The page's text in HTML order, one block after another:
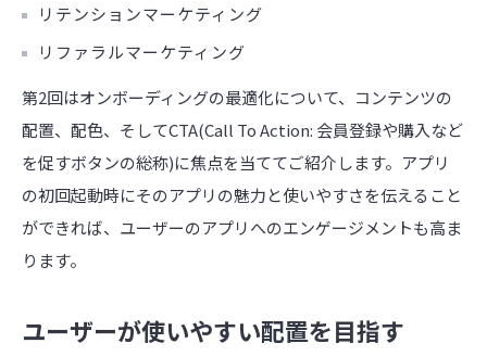
リテンションマーケティング
リファラルマーケティング
第2回はオンボーディングの最適化について、コンテンツの
配置、配色、そしてCTA(Call To Action: 会員登録や購入など
を促すボタンの総称)に焦点を当ててご紹介します。アプリ
の初回起動時にそのアプリの魅力と使いやすさを伝えること
ができれば、ユーザーのアプリへのエンゲージメントも高ま
ります。
ユーザーが使いやすい配置を目指す